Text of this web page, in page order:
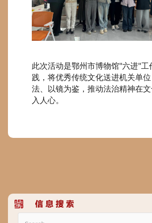
此次活动是鄂州市博物馆"六进"工
践，将优秀传统文化送进机关单
法、以镜为鉴，推动法治精神在
入人心。